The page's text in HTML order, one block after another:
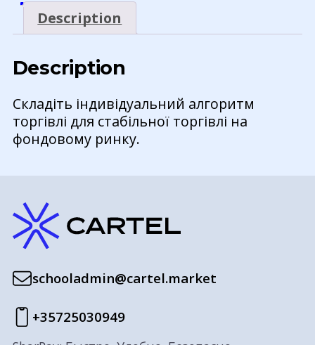
акціях.
(Домашка)
(передплата
на
рік)
Description
Description
Складіть індивідуальний алгоритм
торгівлі для стабільної торгівлі на
фондовому ринку.
schooladmin@cartel.market
+35725030949